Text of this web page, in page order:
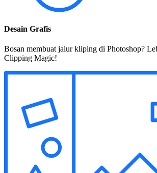
Desain Grafis
Bosan membuat jalur kliping di Photoshop?
Clipping Magic!